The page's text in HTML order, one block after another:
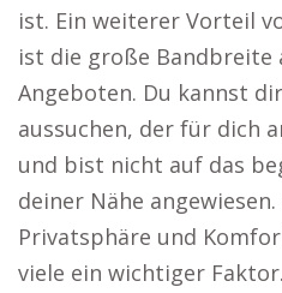
ist. Ein weiterer Vorteil
ist die große Bandbreite
Angeboten. Du kannst
aussuchen, der für dich
und bist nicht auf das
deiner Nähe
Privatsphäre und
viele ein wichtiger